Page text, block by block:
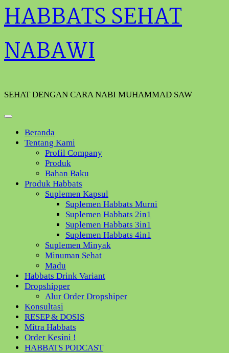
HABBATS SEHAT
NABAWI
SEHAT DENGAN CARA NABI MUHAMMAD SAW
Beranda
Tentang Kami
Profil Company
Produk
Bahan Baku
Produk Habbats
Suplemen Kapsul
Suplemen Habbats Murni
Suplemen Habbats 2in1
Suplemen Habbats 3in1
Suplemen Habbats 4in1
Suplemen Minyak
Minuman Sehat
Madu
Habbats Drink Variant
Dropshipper
Alur Order Dropshiper
Konsultasi
RESEP & DOSIS
Mitra Habbats
Order Kesini !
HABBATS PODCAST